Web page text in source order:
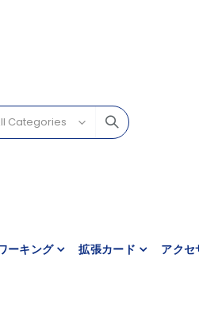
ーキング 拡張カード アクセ